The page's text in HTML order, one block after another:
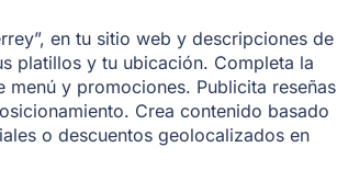
en tu sitio web y descripciones de
platillos y tu ubicación. Completa la
y promociones. Publicita reseñas
Crea contenido basado
o descuentos geolocalizados en